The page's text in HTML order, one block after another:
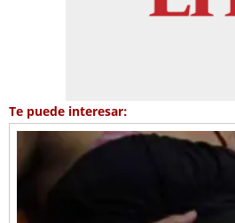
Te puede interesar: